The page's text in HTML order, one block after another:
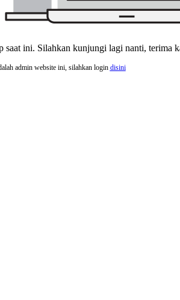
saat ini. Silahkan kunjungi lagi nanti, terima
admin website ini, silahkan login disini